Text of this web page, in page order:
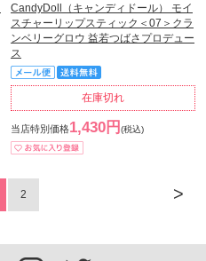
CandyDoll（キャンディドール） モイ
スチャーリップスティック＜07＞クラ
ンベリーグロウ 益若つばさプロデュー
ス
在庫切れ
当店特別価格1,430円 (税込)
>
2